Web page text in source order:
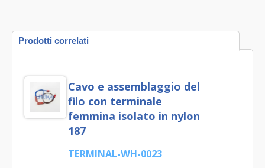
Prodotti correlati
Cavo e assemblaggio del
filo con terminale
femmina isolato in nylon
187
TERMINAL-WH-0023